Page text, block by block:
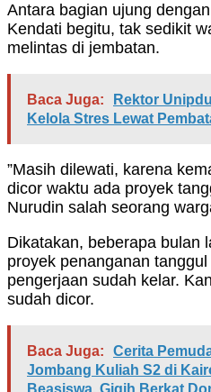
Antara bagian ujung
Kendati begitu, tak sedikit
melintas di jembatan.
Baca Juga:
Rektor
Kelola Stres Lewat
”Masih dilewati, karena
dicor waktu ada proyek
Nurudin salah seorang
Dikatakan, beberapa bulan
proyek penanganan
pengerjaan sudah kelar.
sudah dicor.
Baca Juga:
Cerita
Jombang Kuliah S2 di